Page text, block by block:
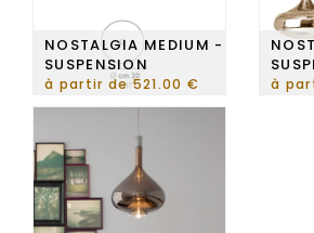
NOSTALGIA MEDIUM -
SUSPENSION
à partir de 521.00 € à